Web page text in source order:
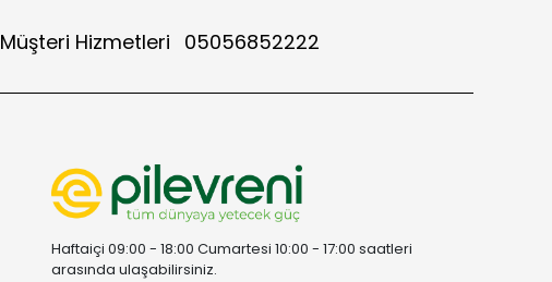
Müşteri Hizmetleri 05056852222
Haftaiçi 09:00 - 18:00 Cumartesi 10:00 - 17:00 saatleri
arasında ulaşabilirsiniz.